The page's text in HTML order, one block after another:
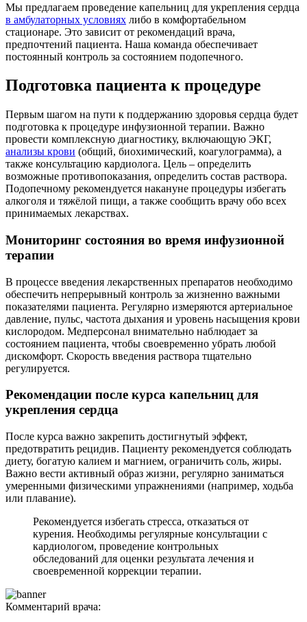
Мы предлагаем проведение капельниц для укрепления сердца
в амбулаторных условиях либо в комфортабельном
стационаре. Это зависит от рекомендаций врача,
предпочтений пациента. Наша команда обеспечивает
постоянный контроль за состоянием подопечного.
Подготовка пациента к процедуре
Первым шагом на пути к поддержанию здоровья сердца будет
подготовка к процедуре инфузионной терапии. Важно
провести комплексную диагностику, включающую ЭКГ,
анализы крови (общий, биохимический, коагулограмма), а
также консультацию кардиолога. Цель – определить
возможные противопоказания, определить состав раствора.
Подопечному рекомендуется накануне процедуры избегать
алкоголя и тяжёлой пищи, а также сообщить врачу обо всех
принимаемых лекарствах.
Мониторинг состояния во время инфузионной
терапии
В процессе введения лекарственных препаратов необходимо
обеспечить непрерывный контроль за жизненно важными
показателями пациента. Регулярно измеряются артериальное
давление, пульс, частота дыхания и уровень насыщения крови
кислородом. Медперсонал внимательно наблюдает за
состоянием пациента, чтобы своевременно убрать любой
дискомфорт. Скорость введения раствора тщательно
регулируется.
Рекомендации после курса капельниц для
укрепления сердца
После курса важно закрепить достигнутый эффект,
предотвратить рецидив. Пациенту рекомендуется соблюдать
диету, богатую калием и магнием, ограничить соль, жиры.
Важно вести активный образ жизни, регулярно заниматься
умеренными физическими упражнениями (например, ходьба
или плавание).
Рекомендуется избегать стресса, отказаться от
курения. Необходимы регулярные консультации с
кардиологом, проведение контрольных
обследований для оценки результата лечения и
своевременной коррекции терапии.
Комментарий врача: